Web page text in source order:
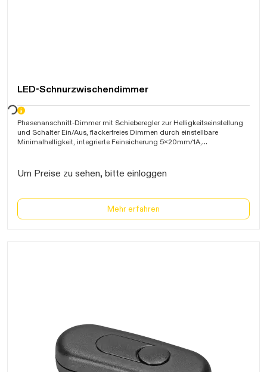
LED-Schnurzwischendimmer
Phasenanschnitt-Dimmer mit Schieberegler zur Helligkeitseinstellung
und Schalter Ein/Aus, flackerfreies Dimmen durch einstellbare
Minimalhelligkeit, integrierte Feinsicherung 5x20mm/1A,
Klemme mit Schraubkontakte bis 1,5mm≤, für Glüh-, HV- und NV-
Halogenlampen mit konventionellem Trafo 7-110W/VA und dimmbare
Um Preise zu sehen, bitte einloggen
Mehr erfahren